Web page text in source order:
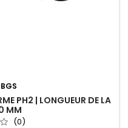
BGS
PH2 | LONGUEUR DE LA
MM
(0)